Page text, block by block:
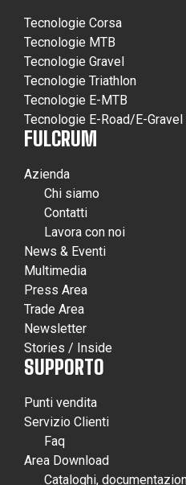
Tecnologie Corsa
Tecnologie MTB
Tecnologie Gravel
Tecnologie Triathlon
Tecnologie E-MTB
Tecnologie E-Road/E-Gravel
FULCRUM
Azienda
Chi siamo
Contatti
Lavora con noi
News & Eventi
Multimedia
Press Area
Trade Area
Newsletter
Stories / Inside
SUPPORTO
Punti vendita
Servizio Clienti
Faq
Area Download
Cataloghi,